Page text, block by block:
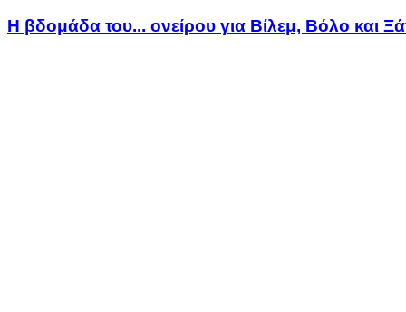
Η βδομάδα του... ονείρου για Βίλεμ, Βόλο και